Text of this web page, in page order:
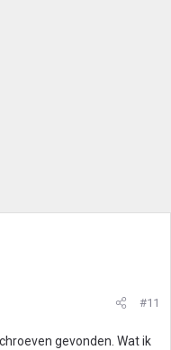
#11
gevonden. Wat ik